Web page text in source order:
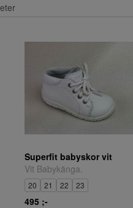
Superfit babyskor vit
Vit Babykänga.
20 21 22 23
495 ;-